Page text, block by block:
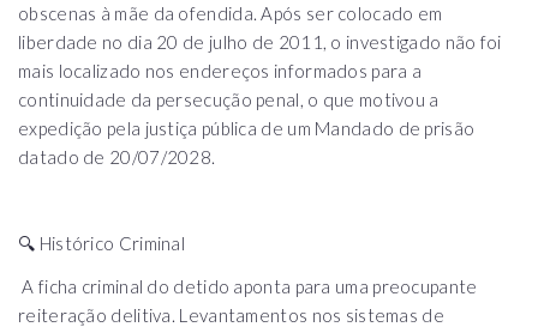
obscenas à mãe da ofendida. Após ser colocado em
liberdade no dia 20 de julho de 2011, o investigado não foi
mais localizado nos endereços informados para a
continuidade da persecução penal, o que motivou a
expedição pela justiça pública de um Mandado de prisão
datado de 20/07/2028.
🔍 Histórico Criminal
A ficha criminal do detido aponta para uma preocupante
reiteração delitiva. Levantamentos nos sistemas de